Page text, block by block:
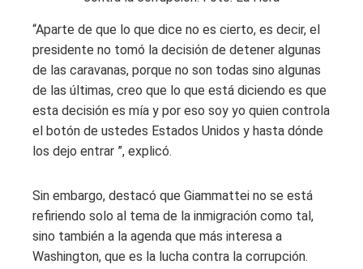
“Aparte de que lo que dice no es cierto, es decir, el
presidente no tomó la decisión de detener algunas
de las caravanas, porque no son todas sino algunas
de las últimas, creo que lo que está diciendo es que
esta decisión es mía y por eso soy yo quien controla
el botón de ustedes Estados Unidos y hasta dónde
los dejo entrar ”, explicó.
Sin embargo, destacó que Giammattei no se está
refiriendo solo al tema de la inmigración como tal,
sino también a la agenda que más interesa a
Washington, que es la lucha contra la corrupción.